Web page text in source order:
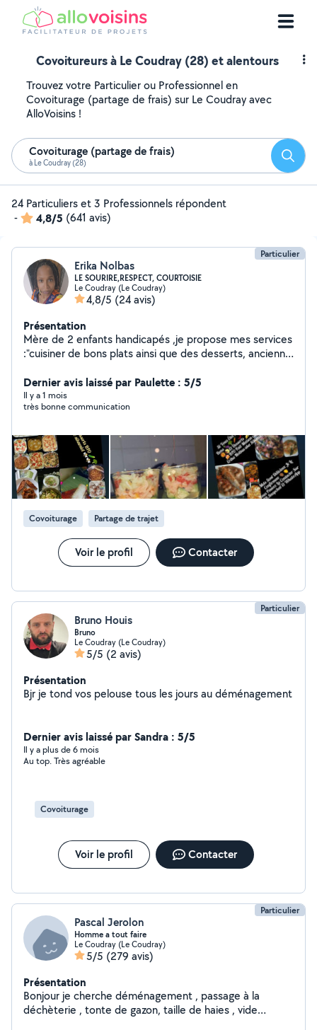
Covoitureurs à Le Coudray (28) et alentours
Trouvez votre Particulier ou Professionnel en
Covoiturage (partage de frais) sur Le Coudray avec
AlloVoisins !
Covoiturage (partage de frais)
à Le Coudray (28)
24 Particuliers et 3 Professionnels répondent
-
4,8/5 (641 avis)
Particulier
Erika Nolbas
LE SOURIRE,RESPECT, COURTOISIE
Le Coudray (Le Coudray)
4,8/5 (24 avis)
Présentation
Mère de 2 enfants handicapés ,je propose mes services
:"cuisiner de bons plats ainsi que des desserts, ancienne
âgées et tout ce qui concerne leur environnement),
l'hygiène très important pour moi,
dynamique,souriante.Maitre d'hôtel, vendeuse,
courses, vous emmener pour toutes démarches.
Dernier avis laissé par Paulette : 5/5
Il y a 1 mois
très bonne communication
Covoiturage Partage de trajet
Voir le profil Contacter
Particulier
Bruno Houis
Bruno
Le Coudray (Le Coudray)
5/5 (2 avis)
Présentation
Bjr je tond vos pelouse tous les jours au déménagement
Dernier avis laissé par Sandra : 5/5
Il y a plus de 6 mois
Au top. Très agréable
Covoiturage
Voir le profil Contacter
Particulier
Pascal Jerolon
Homme a tout faire
Le Coudray (Le Coudray)
5/5 (279 avis)
Présentation
Bonjour je cherche déménagement , passage à la
déchèterie , tonte de gazon, taille de haies , vide